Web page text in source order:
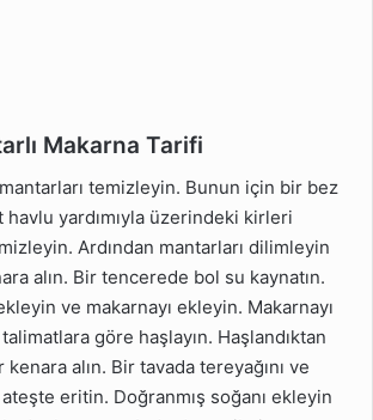
Makarna Tarifi
temizleyin. Bunun için bir bez
havlu yardımıyla üzerindeki kirleri
Ardından mantarları dilimleyin
alın. Bir tencerede bol su kaynatın.
ve makarnayı ekleyin. Makarnayı
göre haşlayın. Haşlandıktan
alın. Bir tavada tereyağını ve
eritin. Doğranmış soğanı ekleyin